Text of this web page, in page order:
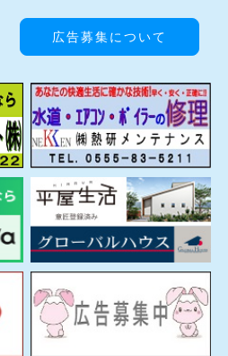
広告募集について